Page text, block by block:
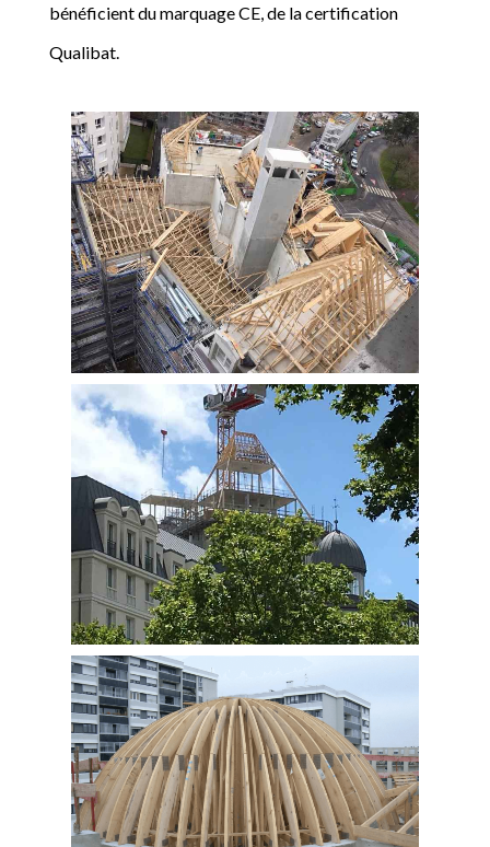
bénéficient du marquage CE, de la certification
Qualibat.